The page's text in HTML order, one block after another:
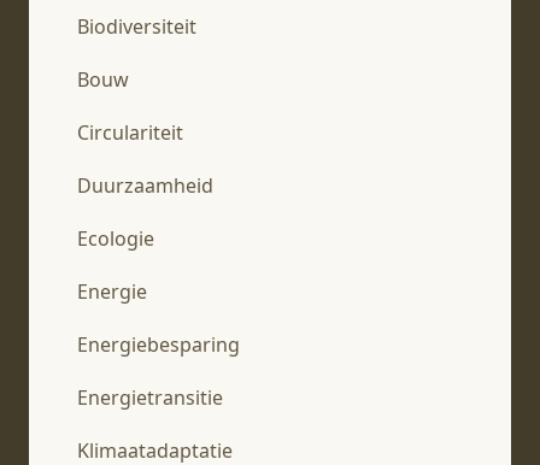
Biodiversiteit
Bouw
Circulariteit
Duurzaamheid
Ecologie
Energie
Energiebesparing
Energietransitie
Klimaatadaptatie